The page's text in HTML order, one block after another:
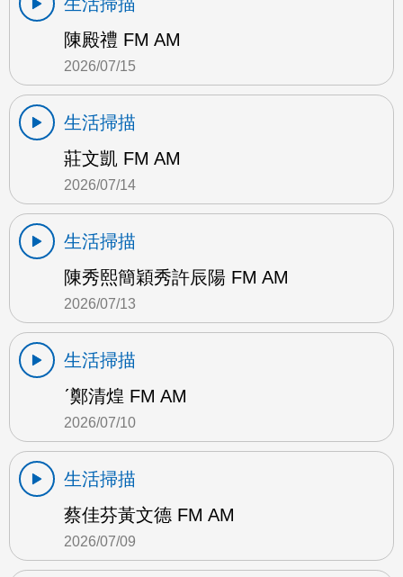
陳殿禮 FM AM
2026/07/15
生活掃描
莊文凱 FM AM
2026/07/14
生活掃描
陳秀熙簡穎秀許辰陽 FM AM
2026/07/13
生活掃描
ˊ鄭清煌 FM AM
2026/07/10
生活掃描
蔡佳芬黃文德 FM AM
2026/07/09